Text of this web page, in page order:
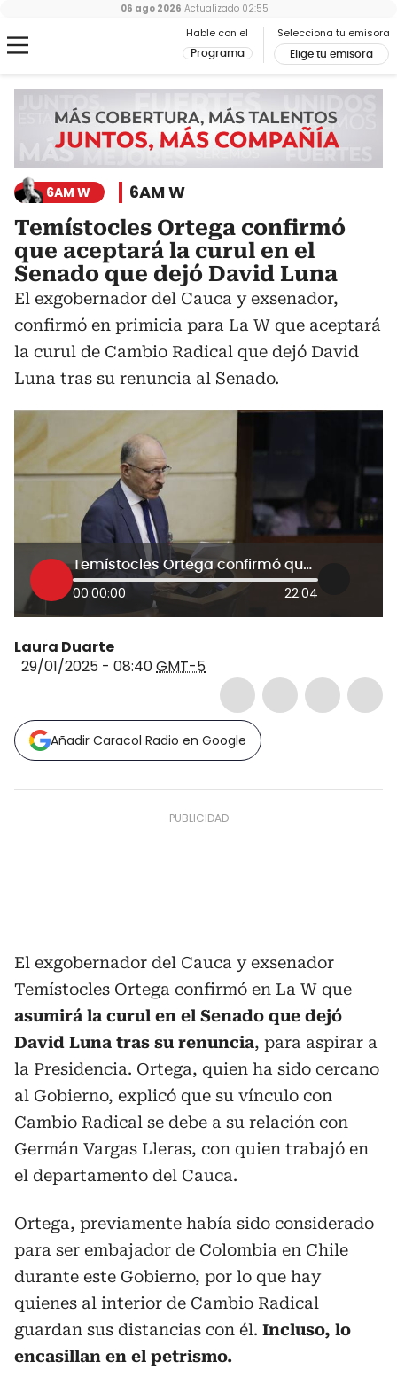
Hable con el
Programa
Selecciona tu emisora
Elige tu emisora
06 ago 2026 Actualizado 02:55
6AM W 6AM W
Temístocles Ortega confirmó
que aceptará la curul en el
Senado que dejó David Luna
El exgobernador del Cauca y exsenador,
confirmó en primicia para La W que aceptará
la curul de Cambio Radical que dejó David
Luna tras su renuncia al Senado.
Temístocles Ortega confirmó que aceptará la curul en el Senado que dejó David Luna
00:00:00 22:04
Laura Duarte
29/01/2025 - 08:40GMT-5
Añadir Caracol Radio en Google
El exgobernador del Cauca y exsenador
Temístocles Ortega confirmó en La W que
asumirá la curul en el Senado que dejó
David Luna tras su renuncia, para aspirar a
la Presidencia. Ortega, quien ha sido cercano
al Gobierno, explicó que su vínculo con
Cambio Radical se debe a su relación con
Germán Vargas Lleras, con quien trabajó en
el departamento del Cauca.
Ortega, previamente había sido considerado
para ser embajador de Colombia en Chile
durante este Gobierno, por lo que hay
quienes al interior de Cambio Radical
guardan sus distancias con él. Incluso, lo
encasillan en el petrismo.